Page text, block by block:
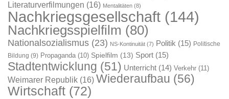
Literaturverfilmungen (16) Mentalitäten (8)
Nachkriegsgesellschaft (144)
Nachkriegsspielfilm (80)
Nationalsozialismus (23) NS-Kontinuität (7) Politik (15) Politische
Bildung (9) Propaganda (10) Spielfilm (13) Sport (15)
Stadtentwicklung (51) Unterricht (14) Verkehr (11)
Weimarer Republik (16) Wiederaufbau (56)
Wirtschaft (72)